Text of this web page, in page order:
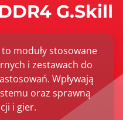
G.Skill
to moduły stosowane
i zestawach do
Wpływają
oraz sprawną
i gier.